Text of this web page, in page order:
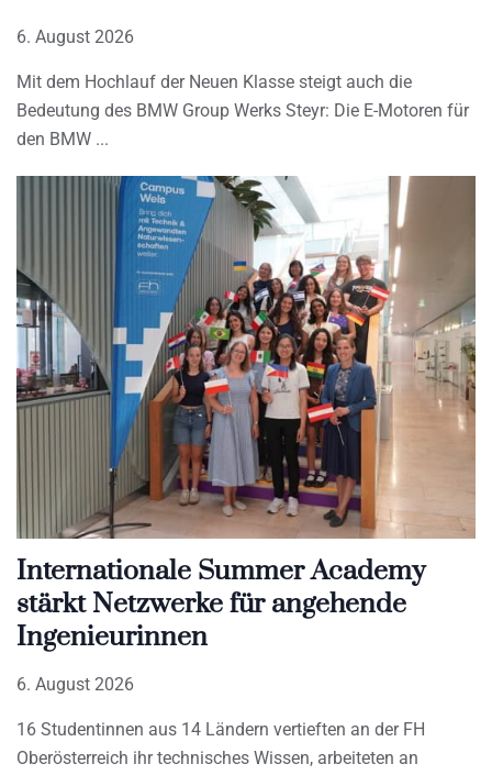
6. August 2026
Mit dem Hochlauf der Neuen Klasse steigt auch die
Bedeutung des BMW Group Werks Steyr: Die E-Motoren für
den BMW
Internationale Summer Academy
stärkt Netzwerke für angehende
Ingenieurinnen
6. August 2026
16 Studentinnen aus 14 Ländern vertieften an der FH
Oberösterreich ihr technisches Wissen, arbeiteten an